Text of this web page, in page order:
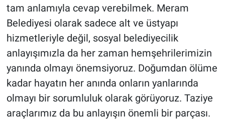
tam anlamıyla cevap verebilmek. Meram
Belediyesi olarak sadece alt ve üstyapı
hizmetleriyle değil, sosyal belediyecilik
anlayışımızla da her zaman hemşehrilerimizin
yanında olmayı önemsiyoruz. Doğumdan ölüme
kadar hayatın her anında onların yanlarında
olmayı bir sorumluluk olarak görüyoruz. Taziye
araçlarımız da bu anlayışın önemli bir parçası.